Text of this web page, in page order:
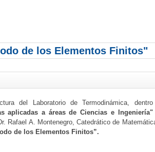
de los Elementos Finitos"
del Laboratorio de Termodinámica,
aplicadas a áreas de Ciencias e Ingeniería"
Rafael A. Montenegro, Catedrático de
de los Elementos Finitos”.